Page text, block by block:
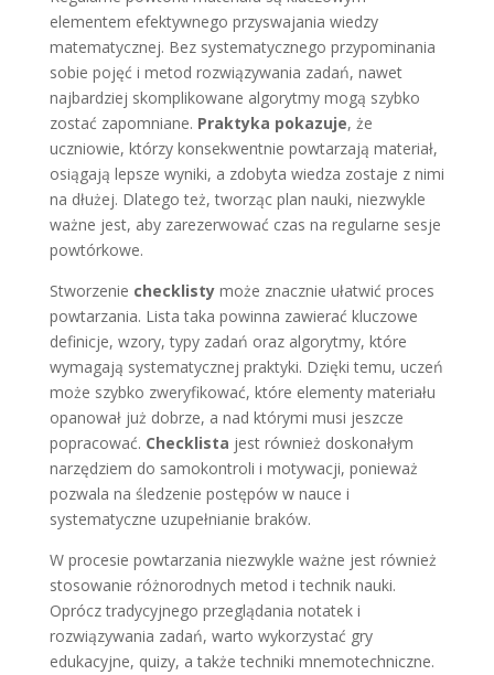
elementem efektywnego przyswajania wiedzy
matematycznej. Bez systematycznego przypominania
sobie pojęć i metod rozwiązywania zadań, nawet
najbardziej skomplikowane algorytmy mogą szybko
zostać zapomniane. Praktyka pokazuje, że
uczniowie, którzy konsekwentnie powtarzają materiał,
osiągają lepsze wyniki, a zdobyta wiedza zostaje z nimi
na dłużej. Dlatego też, tworząc plan nauki, niezwykle
ważne jest, aby zarezerwować czas na regularne sesje
powtórkowe.
Stworzenie checklistymoże znacznie ułatwić proces
powtarzania. Lista taka powinna zawierać kluczowe
definicje, wzory, typy zadań oraz algorytmy, które
wymagają systematycznej praktyki. Dzięki temu, uczeń
może szybko zweryfikować, które elementy materiału
opanował już dobrze, a nad którymi musi jeszcze
popracować. Checklista jest również doskonałym
narzędziem do samokontroli i motywacji, ponieważ
pozwala na śledzenie postępów w nauce i
systematyczne uzupełnianie braków.
W procesie powtarzania niezwykle ważne jest również
stosowanie różnorodnych metod i technik nauki.
Oprócz tradycyjnego przeglądania notatek i
rozwiązywania zadań, warto wykorzystać gry
edukacyjne, quizy, a także techniki mnemotechniczne.